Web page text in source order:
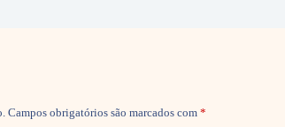
Campos obrigatórios são marcados com *